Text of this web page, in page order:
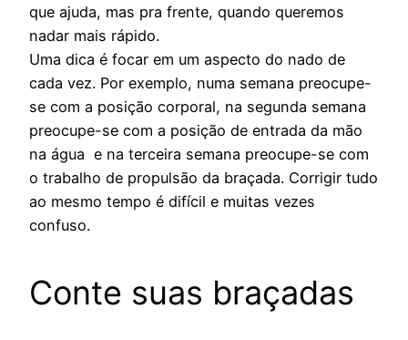
que ajuda, mas pra frente, quando queremos
nadar mais rápido.
Uma dica é focar em um aspecto do nado de
cada vez. Por exemplo, numa semana preocupe-
se com a posição corporal, na segunda semana
preocupe-se com a posição de entrada da mão
na água e na terceira semana preocupe-se com
o trabalho de propulsão da braçada. Corrigir tudo
ao mesmo tempo é difícil e muitas vezes
confuso.
Conte suas braçadas